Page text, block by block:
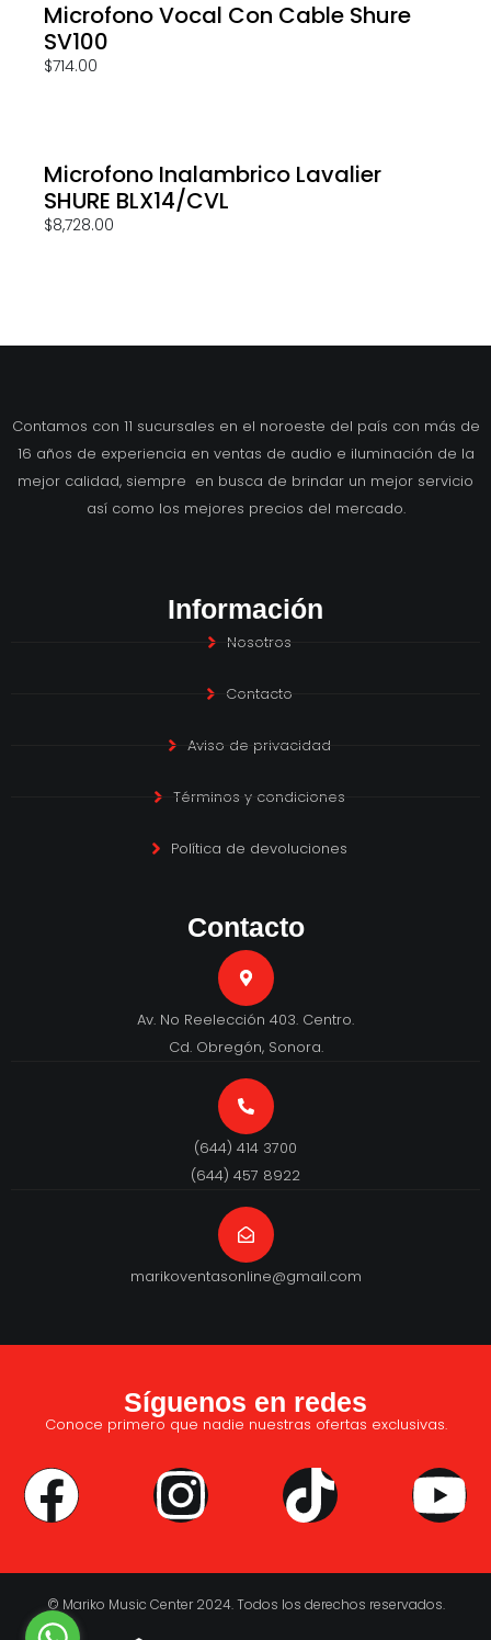
Microfono Vocal Con Cable Shure
SV100
$714.00
Microfono Inalambrico Lavalier
SHURE BLX14/CVL
$8,728.00
Contamos con 11 sucursales en el noroeste del país con más de
16 años de experiencia en ventas de audio e iluminación de la
mejor calidad, siempre en busca de brindar un mejor servicio
así como los mejores precios del mercado.
Información
Nosotros
Contacto
Aviso de privacidad
Términos y condiciones
Política de devoluciones
Contacto
Av. No Reelección 403. Centro.
Cd. Obregón, Sonora.
(644) 414 3700
(644) 457 8922
marikoventasonline@gmail.com
Síguenos en redes
Conoce primero que nadie nuestras ofertas exclusivas.
© Mariko Music Center 2024. Todos los derechos reservados.